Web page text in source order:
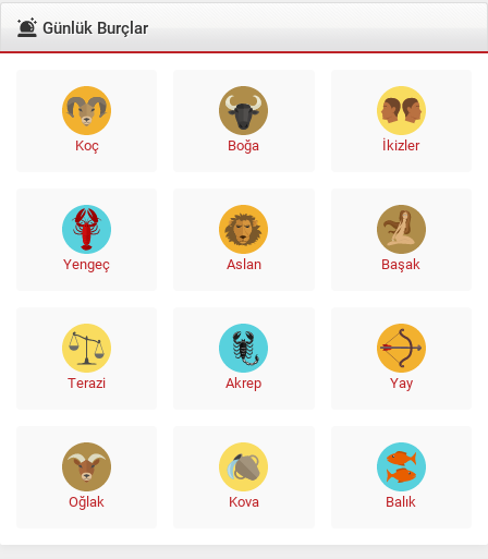
Günlük Burçlar
Koç Boğa İkizler
Yengeç Aslan Başak
Terazi Akrep Yay
Oğlak Kova Balık